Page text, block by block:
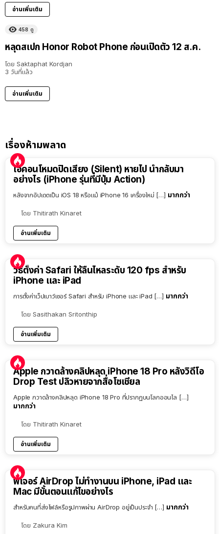
อ่านเพิ่มเติม
458 ดู
หลุดสเปก Honor Robot Phone ก่อนเปิดตัว 12 ส.ค.
โดย Saktaphat Kordjan
3 วันที่แล้ว
อ่านเพิ่มเติม
เรื่องห้ามพลาด
ไอคอนโหมดปิดเสียง (Silent) หายไป นำกลับมา
อย่างไร (iPhone รุ่นที่มีปุ่ม Action)
หลังจากอัปเดตเป็น iOS 18 หรือแม้ iPhone 16 เครื่องใหม่ […] มากกว่า
โดย Thitirath Kinaret
อ่านเพิ่มเติม
วิธีตั้งค่า Safari ให้ลื่นไหลระดับ 120 fps สำหรับ
iPhone และ iPad
การตั้งค่าเว็ปเบาว์เซอร์ Safari สำหรับ iPhone และ iPad […] มากกว่า
โดย Sasithakan Sritonthip
อ่านเพิ่มเติม
Apple กวาดล้างคลิปหลุด iPhone 18 Pro หลังวิดีโอ
Drop Test ปลิวหายจากสื่อโซเชียล
Apple กวาดล้างคลิปหลุด iPhone 18 Pro ที่ปรากฏบนโลกออนไล […]
มากกว่า
โดย Thitirath Kinaret
อ่านเพิ่มเติม
ฟีเจอร์ AirDrop ไม่ทำงานบน iPhone, iPad และ
Mac มีขั้นตอนแก้ไขอย่างไร
สำหรับคนที่ส่งไฟล์หรือรูปภาพผ่าน AirDrop อยู่เป็นประจำ […] มากกว่า
โดย Zakura Kim